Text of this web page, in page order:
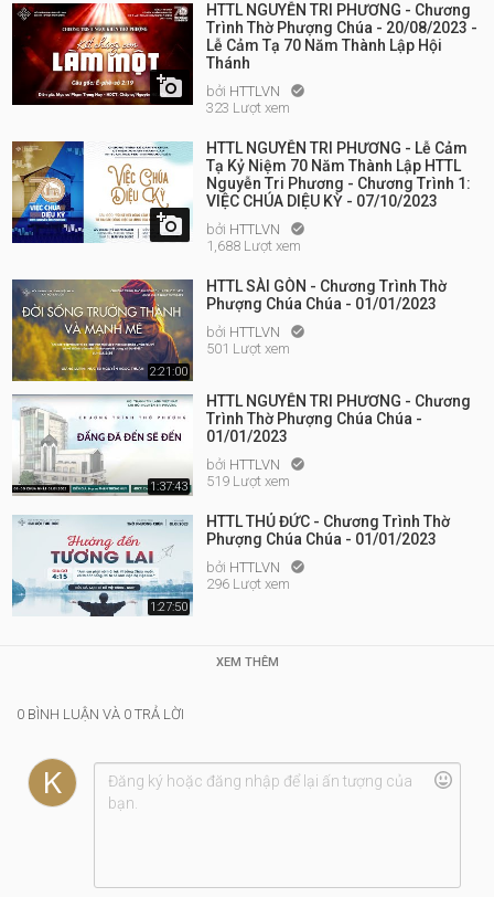

HTTL NGUYỄN TRI PHƯƠNG - Chương
Trình Thờ Phượng Chúa - 20/08/2023 -
Lễ Cảm Tạ 70 Năm Thành Lập Hội
Thánh
bởi HTTLVN 
323 Lượt xem

HTTL NGUYỄN TRI PHƯƠNG - Lễ Cảm
Tạ Kỷ Niệm 70 Năm Thành Lập HTTL
Nguyễn Tri Phương - Chương Trình 1:
VIỆC CHÚA DIỆU KỲ - 07/10/2023
bởi HTTLVN 
1,688 Lượt xem
2:21:00
HTTL SÀI GÒN - Chương Trình Thờ
Phượng Chúa Chúa - 01/01/2023
bởi HTTLVN 
501 Lượt xem
1:37:43
HTTL NGUYỄN TRI PHƯƠNG - Chương
Trình Thờ Phượng Chúa Chúa -
01/01/2023
bởi HTTLVN 
519 Lượt xem
1:27:50
HTTL THỦ ĐỨC - Chương Trình Thờ
Phượng Chúa Chúa - 01/01/2023
bởi HTTLVN 
296 Lượt xem
XEM THÊM
0 BÌNH LUẬN VÀ 0 TRẢ LỜI